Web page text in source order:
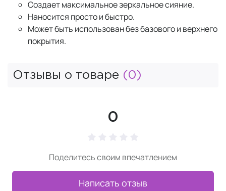
Создает максимальное зеркальное сияние.
Наносится просто и быстро.
Может быть использован без базового и верхнего
покрытия.
Отзывы о товаре (0)
0
Поделитесь своим впечатлением
Написать отзыв